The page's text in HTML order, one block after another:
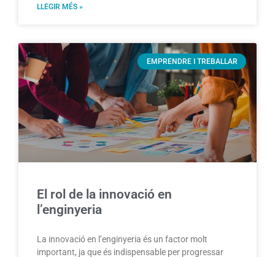
LLEGIR MÉS »
EMPRENDRE I TREBALLAR
El rol de la innovació en
l’enginyeria
La innovació en l’enginyeria és un factor molt
important, ja que és indispensable per progressar